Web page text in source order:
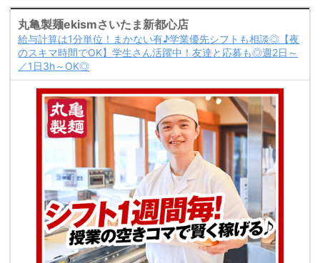
丸亀製麺ekismさいたま新都心店
給与計算は1分単位！まかない有♪学業優先シフトも相談◎【夜
のスキマ時間でOK】学生さん活躍中！友達と応募も◎週2日～
／1日3h～OK◎